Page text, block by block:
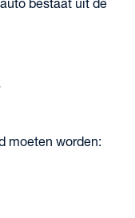
bestaat uit de
moeten worden: